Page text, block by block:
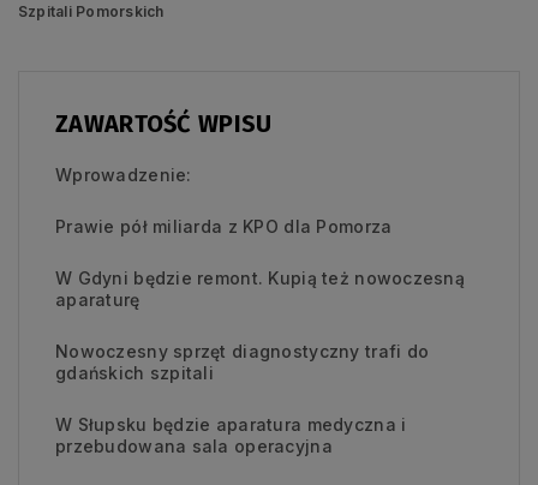
Szpitali Pomorskich
ZAWARTOŚĆ WPISU
Wprowadzenie:
Prawie pół miliarda z KPO dla Pomorza
W Gdyni będzie remont. Kupią też nowoczesną
aparaturę
Nowoczesny sprzęt diagnostyczny trafi do
gdańskich szpitali
W Słupsku będzie aparatura medyczna i
przebudowana sala operacyjna